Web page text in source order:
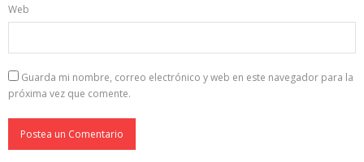
Web
Guarda mi nombre, correo electrónico y web en este navegador para la
próxima vez que comente.